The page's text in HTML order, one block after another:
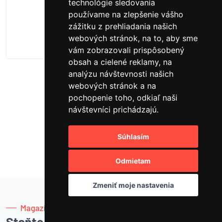
technológie sledovania
používame na zlepšenie vášho
zážitku z prehliadania našich
webových stránok, na to, aby sme
vám zobrazovali prispôsobený
obsah a cielené reklamy, na
analýzu návštevnosti našich
webových stránok a na
pochopenie toho, odkiaľ naši
návštevníci prichádzajú.
Súhlasím
Odmietam
Zmeniť moje nastavenia
skladom (2 ks)
Načítať ďalšie
Magazín